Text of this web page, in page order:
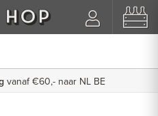
vanaf €60,- naar NL BE
account